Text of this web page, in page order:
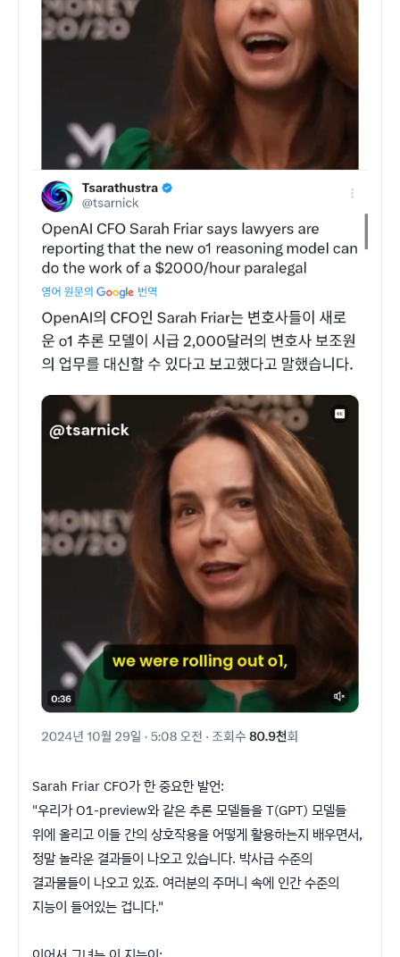
Sarah Friar CFO가 한 중요한 발언:
"우리가 O1-preview와 같은 추론 모델들을 T(GPT) 모델들
위에 올리고 이들 간의 상호작용을 어떻게 활용하는지 배우면서,
정말 놀라운 결과들이 나오고 있습니다. 박사급 수준의
결과물들이 나오고 있죠. 여러분의 주머니 속에 인간 수준의
지능이 들어있는 겁니다."